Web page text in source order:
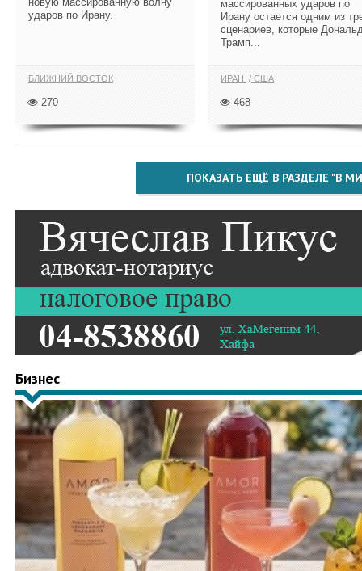
ударов по Ирану.
БЛИЖНИЙ ВОСТОК
270
массированных ударов по
Ирану остается одним из
сценариев, которые
Трамп...
ИРАН США
468
ПОКАЗАТЬ ЕЩЁ В РАЗДЕЛЕ "В
Бизнес